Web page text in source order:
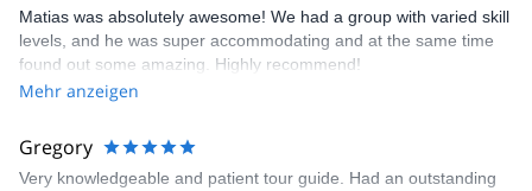
Matias was absolutely awesome! We had a group with varied skill
levels, and he was super accommodating and at the same time
found out some amazing. Highly recommend!
Mehr anzeigen
Gregory
Very knowledgeable and patient tour guide. Had an outstanding